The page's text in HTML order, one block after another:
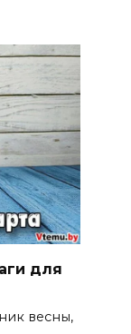
для
весны,